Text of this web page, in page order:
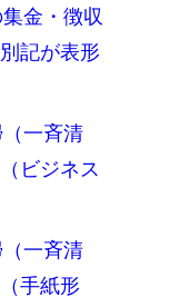
金・徴収
記が表形
一斉清
ビジネス
一斉清
手紙形